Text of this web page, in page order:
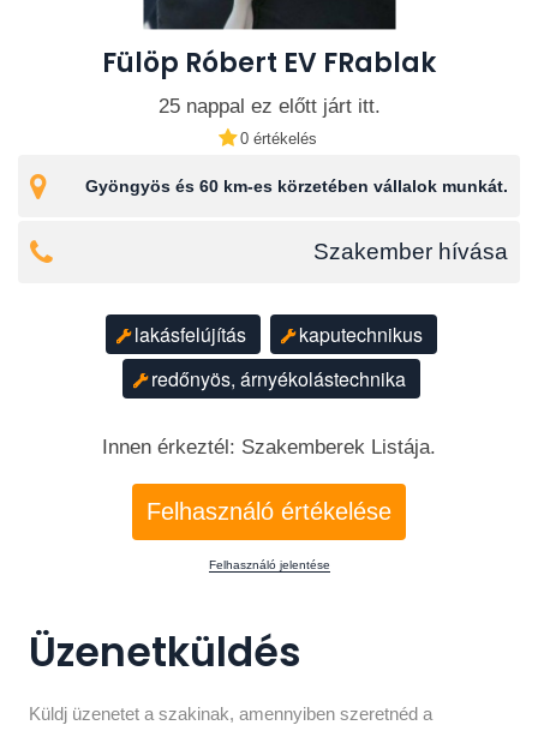
Fülöp Róbert EV FRablak
25 nappal ez előtt járt itt.
0 értékelés
Gyöngyös és 60 km-es körzetében vállalok munkát.
Szakember hívása
lakásfelújítás
kaputechnikus
redőnyös, árnyékolástechnika
Innen érkeztél: Szakemberek Listája.
Felhasználó értékelése
Felhasználó jelentése
Üzenetküldés
Küldj üzenetet a szakinak, amennyiben szeretnéd a